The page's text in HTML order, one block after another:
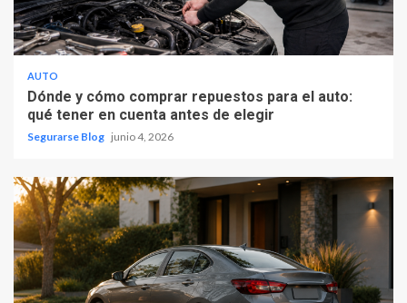
AUTO
Dónde y cómo comprar repuestos para el auto:
qué tener en cuenta antes de elegir
Segurarse Blog junio 4, 2026